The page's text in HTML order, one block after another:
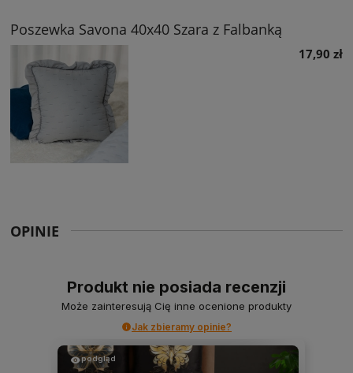
OPINIE
Produkt nie posiada recenzji
Może zainteresują Cię inne ocenione produkty
Jak zbieramy opinie?
podgląd
Poszewka Savona 40x40 Szara z Falbanką
17,90 zł